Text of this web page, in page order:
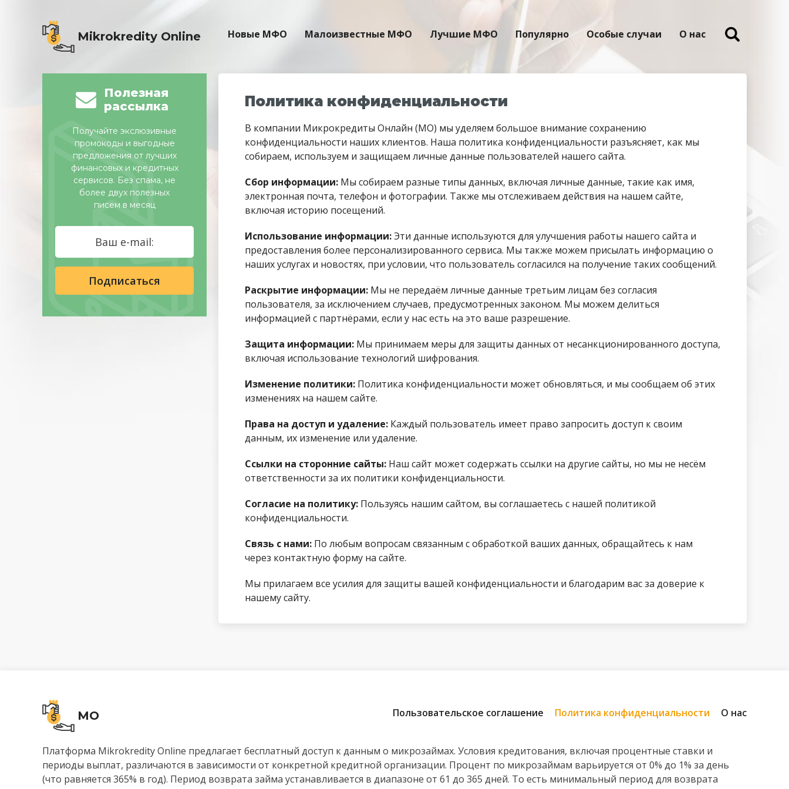
Mikrokredity Online Новые МФО Малоизвестные МФО Лучшие МФО Популярно Особые случаи О нас
Политика конфиденциальности
В компании Микрокредиты Онлайн (МО) мы уделяем большое внимание сохранению
конфиденциальности наших клиентов. Наша политика конфиденциальности разъясняет, как мы
собираем, используем и защищаем личные данные пользователей нашего сайта.
Сбор информации: Мы собираем разные типы данных, включая личные данные, такие как имя,
электронная почта, телефон и фотографии. Также мы отслеживаем действия на нашем сайте,
включая историю посещений.
Использование информации:Эти данные используются для улучшения работы нашего сайта и
предоставления более персонализированного сервиса. Мы также можем присылать информацию о
наших услугах и новостях, при условии, что пользователь согласился на получение таких сообщений.
Раскрытие информации: Мы не передаём личные данные третьим лицам без согласия
пользователя, за исключением случаев, предусмотренных законом. Мы можем делиться
информацией с партнёрами, если у нас есть на это ваше разрешение.
Защита информации: Мы принимаем меры для защиты данных от несанкционированного доступа,
включая использование технологий шифрования.
Изменение политики: Политика конфиденциальности может обновляться, и мы сообщаем об этих
изменениях на нашем сайте.
Права на доступ и удаление: Каждый пользователь имеет право запросить доступ к своим
данным, их изменение или удаление.
Ссылки на сторонние сайты: Наш сайт может содержать ссылки на другие сайты, но мы не несём
ответственности за их политики конфиденциальности.
Согласие на политику: Пользуясь нашим сайтом, вы соглашаетесь с нашей политикой
конфиденциальности.
Связь с нами: По любым вопросам связанным с обработкой ваших данных, обращайтесь к нам
через контактную форму на сайте.
Мы прилагаем все усилия для защиты вашей конфиденциальности и благодарим вас за доверие к
нашему сайту.
Полезная
рассылка
Получайте экслюзивные
промокоды и выгодные
предложения от лучших
финансовых и кредитных
сервисов. Без спама, не
более двух полезных
писем в месяц
MO Пользовательское соглашение Политика конфиденциальности О нас
Платформа Mikrokredity Online предлагает бесплатный доступ к данным о микрозаймах. Условия кредитования, включая процентные ставки и
периоды выплат, различаются в зависимости от конкретной кредитной организации. Процент по микрозаймам варьируется от 0% до 1% за день
(что равняется 365% в год). Период возврата займа устанавливается в диапазоне от 61 до 365 дней. То есть минимальный период для возврата